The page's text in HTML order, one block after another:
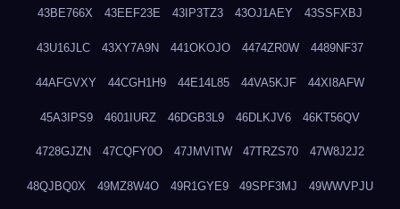
43BE766X 43EEF23E 43IP3TZ3 43OJ1AEY 43SSFXBJ
43U16JLC 43XY7A9N 441OKOJO 4474ZR0W 4489NF37
44AFGVXY 44CGH1H9 44E14L85 44VA5KJF 44XI8AFW
45A3IPS9 4601IURZ 46DGB3L9 46DLKJV6 46KT56QV
4728GJZN 47CQFY0O 47JMVITW 47TRZS70 47W8J2J2
48QJBQ0X 49MZ8W4O 49R1GYE9 49SPF3MJ 49WWVPJU